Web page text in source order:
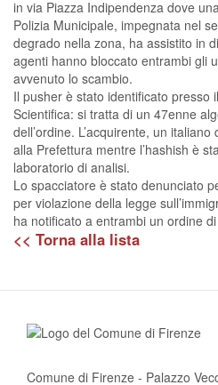
in via Piazza Indipendenza dove
Polizia Municipale, impegnata nel
degrado nella zona, ha assistito in
agenti hanno bloccato entrambi gli
avvenuto lo scambio.
Il pusher è stato identificato presso
Scientifica: si tratta di un 47enne
dell’ordine. L’acquirente, un
alla Prefettura mentre l’hashish è
laboratorio di analisi.
Lo spacciatore è stato denunciato
per violazione della legge
ha notificato a entrambi un ordine
<< Torna alla lista
Comune di Firenze - Palazzo